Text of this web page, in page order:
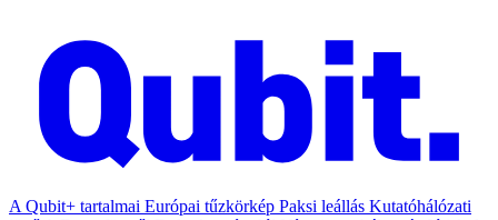
A Qubit+ tartalmai Európai tűzkörkép Paksi leállás Kutatóhálózati